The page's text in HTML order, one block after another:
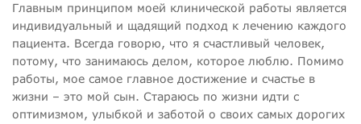
Главным принципом моей клинической работы является
индивидуальный и щадящий подход к лечению каждого
пациента. Всегда говорю, что я счастливый человек,
потому, что занимаюсь делом, которое люблю. Помимо
работы, мое самое главное достижение и счастье в
жизни – это мой сын. Стараюсь по жизни идти с
оптимизмом, улыбкой и заботой о своих самых дорогих